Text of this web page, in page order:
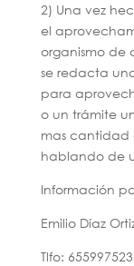
2) Una vez
el
organismo de
se redacta
para
o un trámite
mas cantidad
hablando de
Información
Emilio Díaz
Tlfo: 655997523